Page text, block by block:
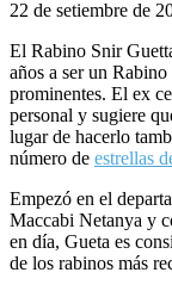
22 de setiembre de
El Rabino Snir
años a ser un
prominentes. El ex
personal y sugiere
lugar de hacerlo
número de estrellas
Empezó en el
Maccabi Netanya y
en día, Gueta es
de los rabinos más